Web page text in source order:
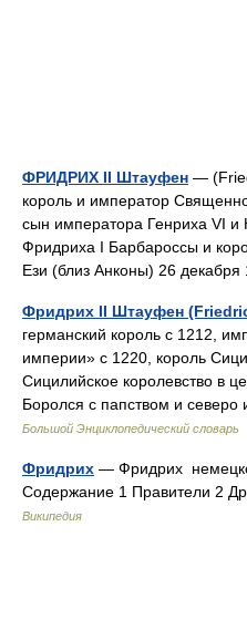
ФРИДРИХ II Штауфен —
король и император
сын императора Генриха VI и
Фридриха I Барбароссы и
Ези (близ Анконы) 26
Фридрих II Штауфен
германский король с 1212,
империи» с 1220, король
Сицилийское королевство в
Боролся с папством и
Большой Энциклопедический словарь
Фридрих — Фридрих
Содержание 1 Правители 2
Википедия